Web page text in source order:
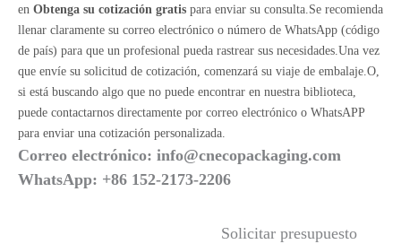
en Obtenga su cotización gratis para enviar su consulta.Se recomienda
llenar claramente su correo electrónico o número de WhatsApp (código
de país) para que un profesional pueda rastrear sus necesidades.Una vez
que envíe su solicitud de cotización, comenzará su viaje de embalaje.O,
si está buscando algo que no puede encontrar en nuestra biblioteca,
puede contactarnos directamente por correo electrónico o WhatsAPP
para enviar una cotización personalizada.
Correo electrónico: info@cnecopackaging.com
WhatsApp: +86 152-2173-2206
Solicitar presupuesto